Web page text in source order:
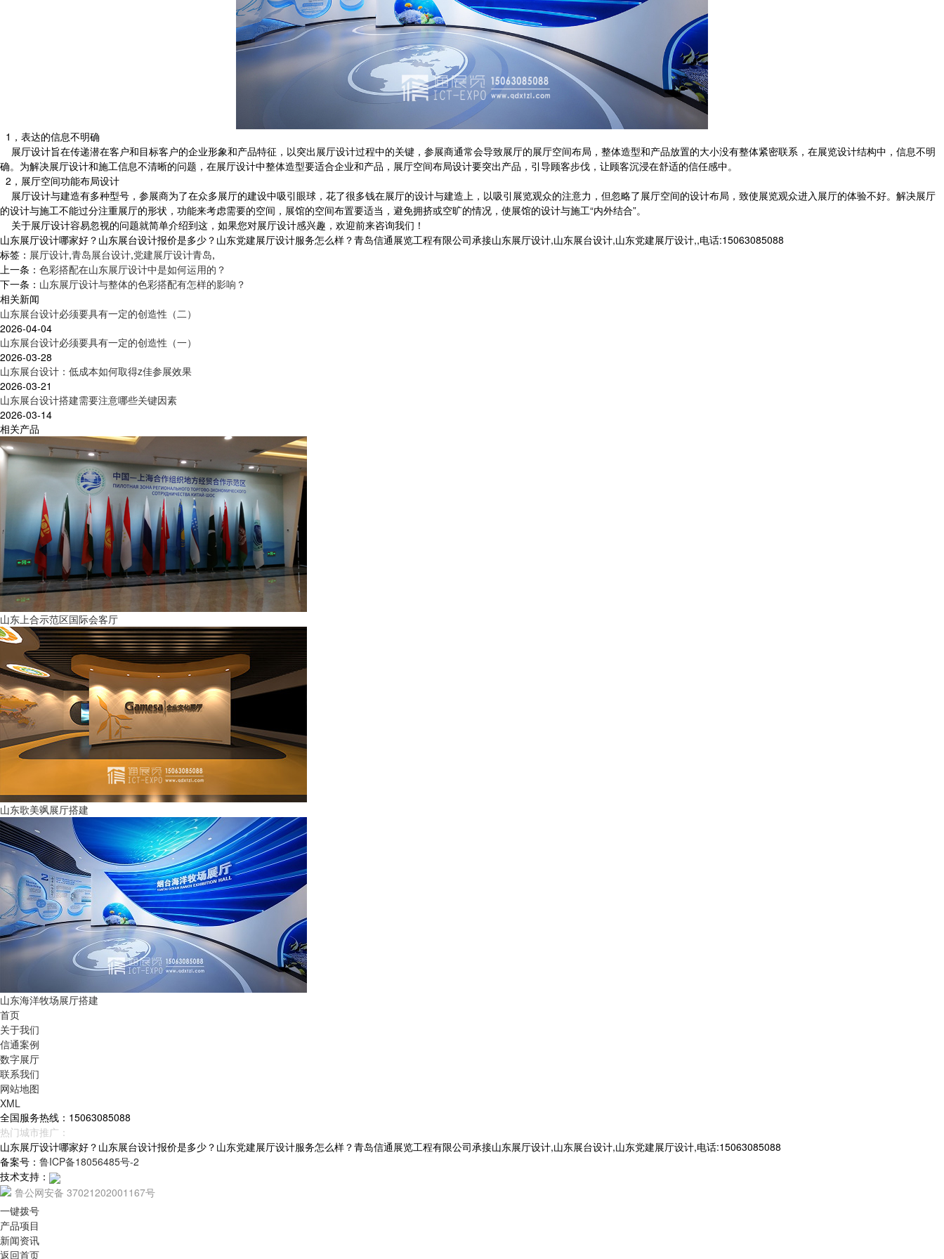
1，表达的信息不明确
展厅设计旨在传递潜在客户和目标客户的企业形象和产品特征，以突出展厅设计过程中的关键，参展商通常会导致展厅的展厅空间布局，整体造型和产品放置的大小没有整体紧密联系，在展览设计结构中，信息不明
确。为解决展厅设计和施工信息不清晰的问题，在展厅设计中整体造型要适合企业和产品，展厅空间布局设计要突出产品，引导顾客步伐，让顾客沉浸在舒适的信任感中。
2，展厅空间功能布局设计
展厅设计与建造有多种型号，参展商为了在众多展厅的建设中吸引眼球，花了很多钱在展厅的设计与建造上，以吸引展览观众的注意力，但忽略了展厅空间的设计布局，致使展览观众进入展厅的体验不好。解决展厅
的设计与施工不能过分注重展厅的形状，功能来考虑需要的空间，展馆的空间布置要适当，避免拥挤或空旷的情况，使展馆的设计与施工“内外结合”。
关于展厅设计容易忽视的问题就简单介绍到这，如果您对展厅设计感兴趣，欢迎前来咨询我们！
山东展厅设计哪家好？山东展台设计报价是多少？山东党建展厅设计服务怎么样？青岛信通展览工程有限公司承接山东展厅设计,山东展台设计,山东党建展厅设计,,电话:15063085088
标签： 展厅设计,青岛展台设计,党建展厅设计青岛,
上一条： 色彩搭配在山东展厅设计中是如何运用的？
下一条： 山东展厅设计与整体的色彩搭配有怎样的影响？
相关新闻
山东展台设计必须要具有一定的创造性（二）
2026-04-04
山东展台设计必须要具有一定的创造性（一）
2026-03-28
山东展台设计：低成本如何取得z佳参展效果
2026-03-21
山东展台设计搭建需要注意哪些关键因素
2026-03-14
相关产品
山东上合示范区国际会客厅
山东歌美飒展厅搭建
山东海洋牧场展厅搭建
首页
关于我们
信通案例
数字展厅
联系我们
网站地图
XML
全国服务热线：15063085088
热门城市推广：
山东展厅设计哪家好？山东展台设计报价是多少？山东党建展厅设计服务怎么样？青岛信通展览工程有限公司承接山东展厅设计,山东展台设计,山东党建展厅设计,电话:15063085088
备案号： 鲁ICP备18056485号-2
技术支持：
鲁公网安备 37021202001167号
一键拨号
产品项目
新闻资讯
返回首页